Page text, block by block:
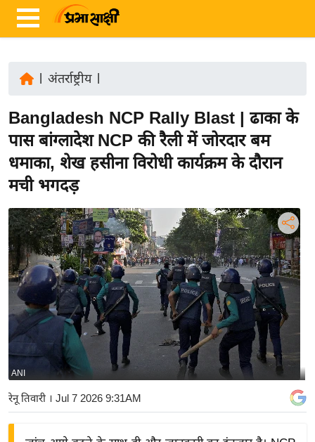
ज़ा
ख
ब
र
ष्ट्री
य
अं
त
र्रा
ष्ट्री
य
बि
ज़
ने
स
अंतर्राष्ट्रीय|
Bangladesh NCP Rally Blast | ढाका के
पास बांग्लादेश NCP की रैली में जोरदार बम
धमाका, शेख हसीना विरोधी कार्यक्रम के दौरान
मची भगदड़
ANI
रेनू तिवारी । Jul 7 2026 9:31AM